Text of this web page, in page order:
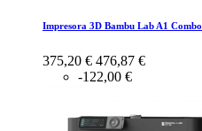
Impresora 3D Bambu Lab A1 Combo
375,20 € 476,87 €
-122,00 €